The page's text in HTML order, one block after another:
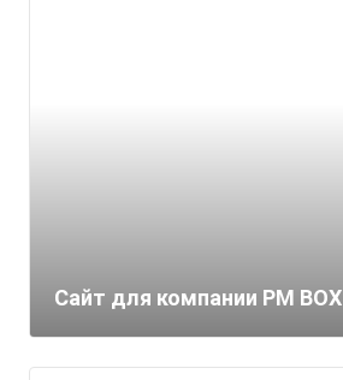
Сайт для компании PM BOX